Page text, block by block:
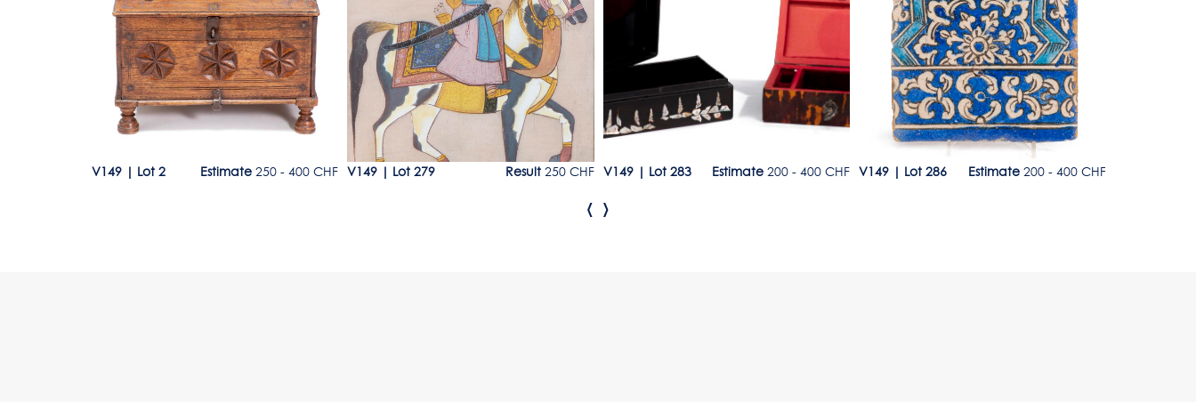
V149| Lot 2 Estimate 250 - 400 CHF V149 Lot 279 Result250 CHF V149| Lot 283 Estimate 200 - 400 CHF V149 Lot 286 Estimate200 - 400 CHF
‹ ›